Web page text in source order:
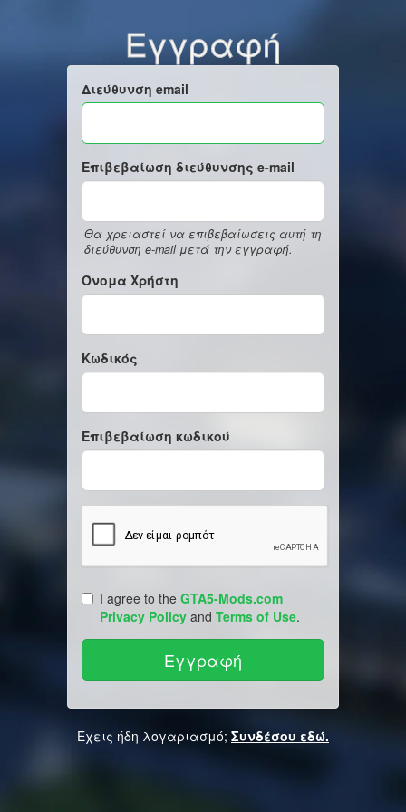
Εγγραφή
Διεύθυνση email
Επιβεβαίωση διεύθυνσης e-mail
Θα χρειαστεί να επιβεβαίωσεις αυτή τη
διεύθυνση e-mail μετά την εγγραφή.
Όνομα Χρήστη
Κωδικός
Επιβεβαίωση κωδικού
I agree to the GTA5-Mods.com
Privacy Policy and Terms of Use.
Έχεις ήδη λογαριασμό; Συνδέσου εδώ.